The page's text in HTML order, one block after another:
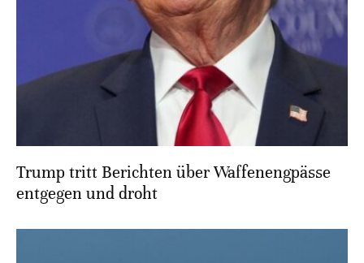
Trump tritt Berichten über Waffenengpässe
entgegen und droht